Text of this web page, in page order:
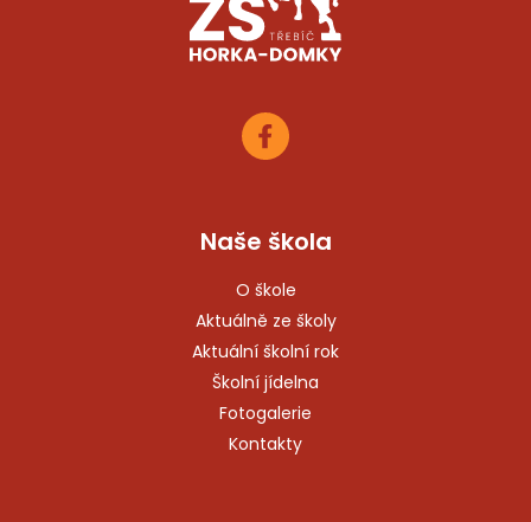
Naše škola
O škole
Aktuálně ze školy
Aktuální školní rok
Školní jídelna
Fotogalerie
Kontakty